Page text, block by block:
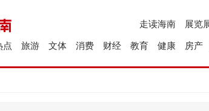
展览
走读海南
房产
健康
教育
财经
消费
文体
旅游
点